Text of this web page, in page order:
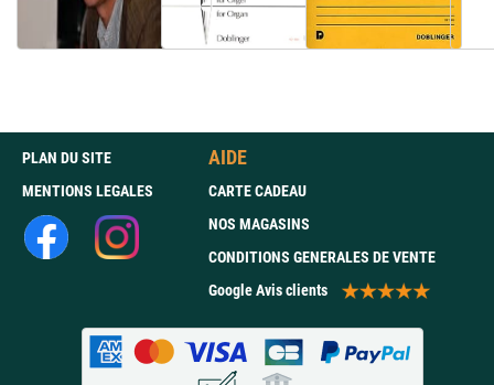
PLAN DU SITE
MENTIONS LEGALES
AIDE
CARTE CADEAU
NOS MAGASINS
CONDITIONS GENERALES DE VENTE
Google Avis clients